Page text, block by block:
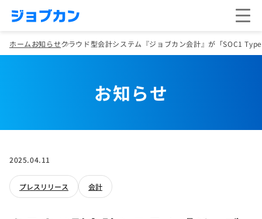
ホームお知らせクラウド型会計システム『ジョブカン会計』が「SOC1
お知らせ
2025.04.11
プレスリリース 会計